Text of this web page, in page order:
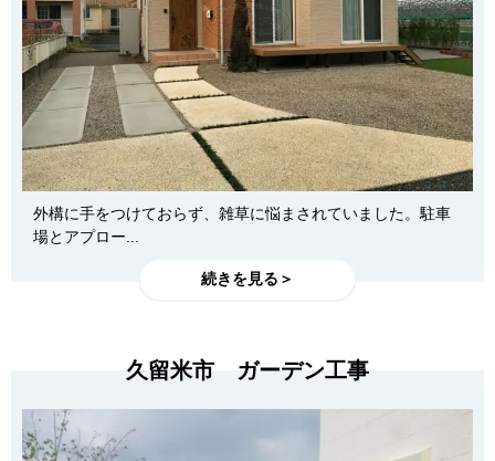
外構に手をつけておらず、雑草に悩まされていました。駐車
場とアプロー...
続きを見る＞
久留米市 ガーデン工事